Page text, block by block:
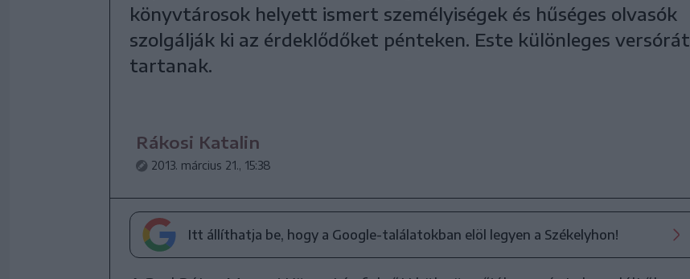
könyvtárosok helyett ismert személyiségek és hűséges olvasók
szolgálják ki az érdeklődőket pénteken. Este különleges versórát
tartanak.
Rákosi Katalin
2013. március 21., 15:38
Itt állíthatja be, hogy a Google-találatokban elöl legyen a Székelyhon!